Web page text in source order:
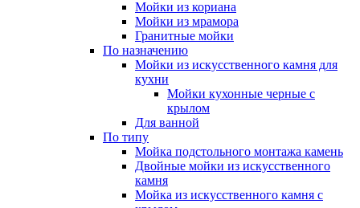
Мойки из кориана
Мойки из мрамора
Гранитные мойки
По назначению
Мойки из искусственного камня для
кухни
Мойки кухонные черные с
крылом
Для ванной
По типу
Мойка подстольного монтажа камень
Двойные мойки из искусственного
камня
Мойка из искусственного камня с